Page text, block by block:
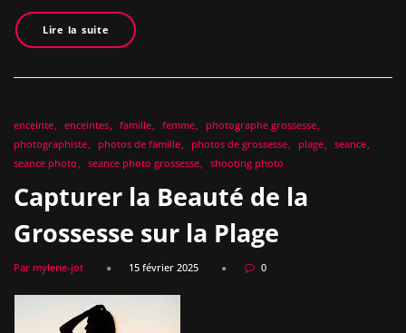
Lire la suite
enceinte enceintes famille femme
photographe grossesse
photographiste
photos de famille photos de grossesse plage
seance
seance photo
seance photo grossesse shooting photo
Capturer la Beauté de la
Grossesse sur la Plage
Par mylene-jot 15 février 2025 0